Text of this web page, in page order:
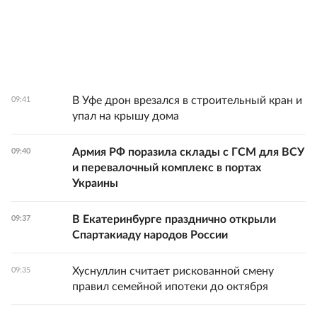
09:41
В Уфе дрон врезался в строительный кран и
упал на крышу дома
09:40
Армия РФ поразила склады с ГСМ для ВСУ
и перевалочный комплекс в портах
Украины
09:37
В Екатеринбурге празднично открыли
Спартакиаду народов России
09:35
Хуснуллин считает рискованной смену
правил семейной ипотеки до октября